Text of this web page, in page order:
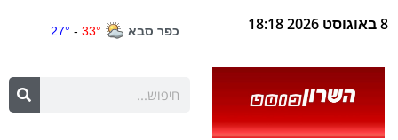
8 באוגוסט 2026 18:18